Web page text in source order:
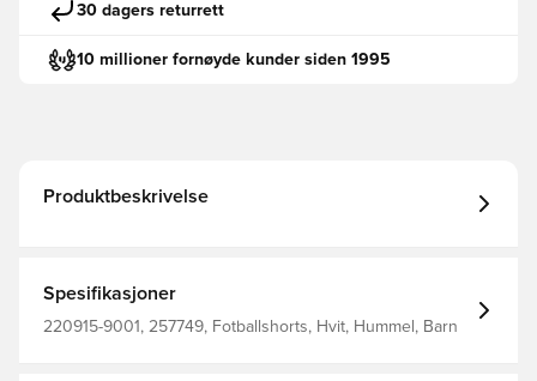
30 dagers returrett
10 millioner fornøyde kunder siden 1995
Produktbeskrivelse
Spesifikasjoner
220915-9001, 257749, Fotballshorts, Hvit, Hummel, Barn